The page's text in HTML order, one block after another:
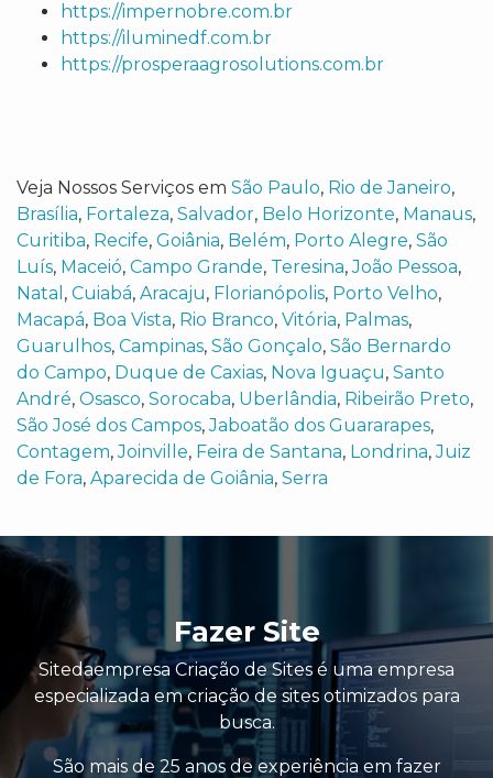
https://impernobre.com.br
https://iluminedf.com.br
https://prosperaagrosolutions.com.br
Veja Nossos Serviços em São Paulo, Rio de Janeiro,
Brasília, Fortaleza, Salvador, Belo Horizonte, Manaus,
Curitiba, Recife, Goiânia, Belém, Porto Alegre, São
Luís, Maceió, Campo Grande, Teresina,João Pessoa,
Natal , Cuiabá, Aracaju, Florianópolis, Porto Velho,
Macapá, Boa Vista, Rio Branco, Vitória, Palmas,
Guarulhos, Campinas, São Gonçalo, São Bernardo
do Campo, Duque de Caxias, Nova Iguaçu, Santo
André, Osasco, Sorocaba, Uberlândia, Ribeirão Preto,
São José dos Campos,Jaboatão dos Guararapes,
Contagem,Joinville, Feira de Santana, Londrina,Juiz
de Fora, Aparecida de Goiânia, Serra
Fazer Site
Sitedaempresa Criação de Sites é uma empresa
especializada em criação de sites otimizados para
busca.
São mais de 25 anos de experiência em fazer